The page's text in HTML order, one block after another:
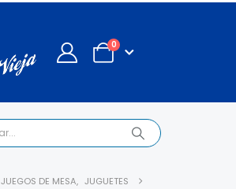
0
JUEGOS DE MESA, JUGUETES